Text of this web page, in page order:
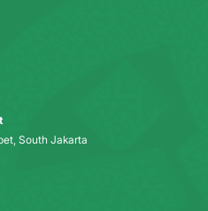
South Jakarta